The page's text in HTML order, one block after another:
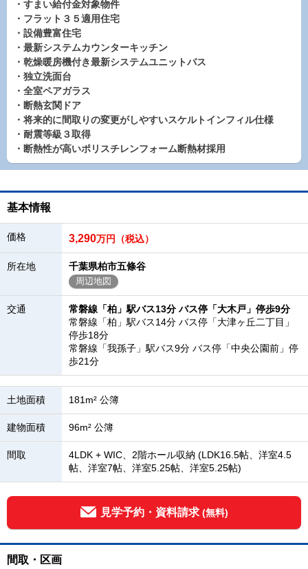
・すまい給付金対象物件
・フラット３５適用住宅
・設備豊富住宅
・最新システムカウンターキッチン
・乾燥暖房機付き最新システムユニットバス
・独立洗面台
・全室ペアガラス
・断熱玄関ドア
・将来的に間取りの変更がしやすいスケルトインフィル仕様
・耐震等級３取得
・断熱性が高いポリスチレンフォーム断熱材採用
基本情報
価格 3,290万円（税込）
所在地 千葉県柏市五條谷
周辺地図
交通
常磐線「柏」駅バス13分 バス停「大木戸」停歩9分
常磐線「柏」駅バス14分 バス停「大津ヶ丘二丁目」
停歩18分
常磐線「我孫子」駅バス9分 バス停「中央公園前」停
歩21分
土地面積 181m² 公簿
建物面積 96m² 公簿
間取
4LDK + WIC、2階ホール収納 (LDK16.5帖、洋室4.5
帖、洋室7帖、洋室5.25帖、洋室5.25帖)
見学予約・資料請求 (無料)
間取・区画